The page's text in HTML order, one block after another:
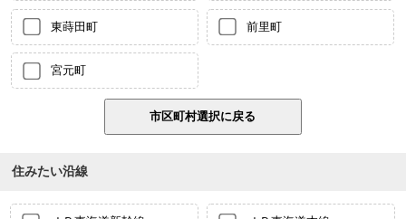
東蒔田町 前里町
宮元町
住みたい沿線